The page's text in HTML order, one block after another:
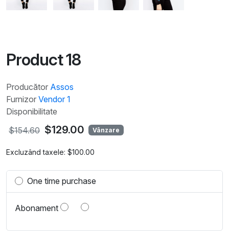
Product 18
Producător Assos
Furnizor Vendor 1
Disponibilitate
$154.60 $129.00 Vânzare
Excluzând taxele: $100.00
One time purchase
Abonament